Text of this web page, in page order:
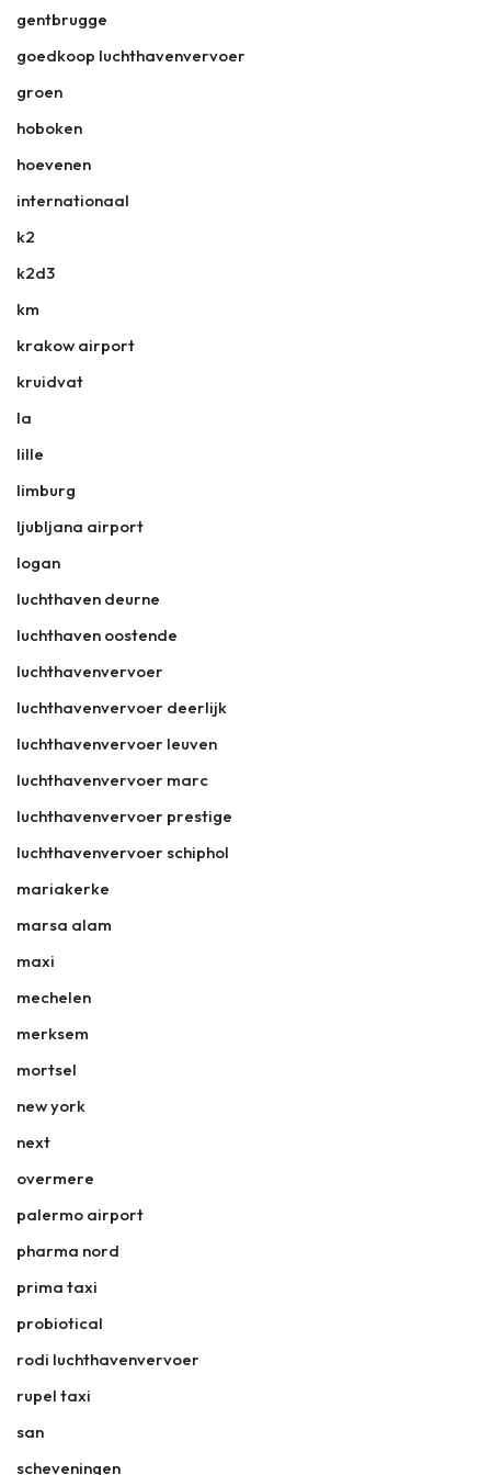
gentbrugge
goedkoop luchthavenvervoer
groen
hoboken
hoevenen
internationaal
k2
k2d3
km
krakow airport
kruidvat
la
lille
limburg
ljubljana airport
logan
luchthaven deurne
luchthaven oostende
luchthavenvervoer
luchthavenvervoer deerlijk
luchthavenvervoer leuven
luchthavenvervoer marc
luchthavenvervoer prestige
luchthavenvervoer schiphol
mariakerke
marsa alam
maxi
mechelen
merksem
mortsel
new york
next
overmere
palermo airport
pharma nord
prima taxi
probiotical
rodi luchthavenvervoer
rupel taxi
san
scheveningen